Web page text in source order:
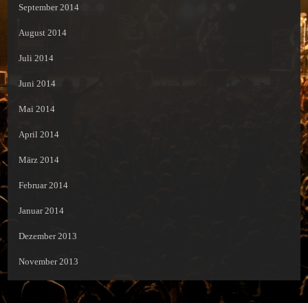
September 2014
August 2014
Juli 2014
Juni 2014
Mai 2014
April 2014
März 2014
Februar 2014
Januar 2014
Dezember 2013
November 2013